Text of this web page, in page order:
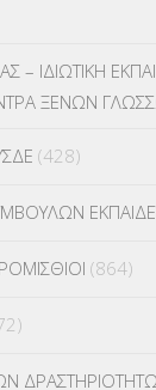
– ΙΔΙΩΤΙΚΗ
ΞΕΝΩΝ
(428)
(864)